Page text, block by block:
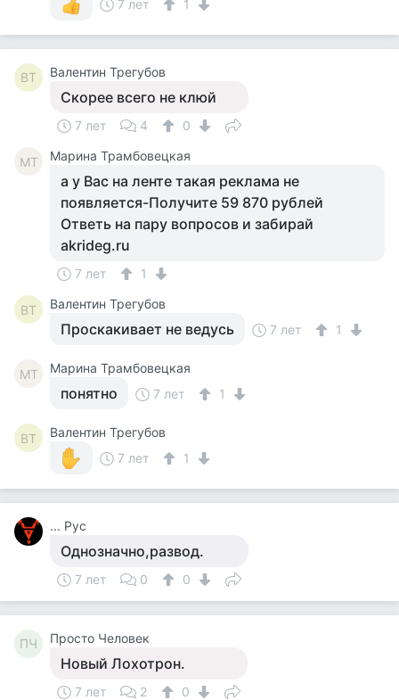
7 лет
1
ВТ Валентин Трегубов
Скорее всего не клюй
7 лет 4 0
МТ Марина Трамбовецкая
а у Вас на ленте такая реклама не
появляется-Получите 59 870 рублей
Ответь на пару вопросов и забирай
akrideg.ru
7 лет 1
ВТ Валентин Трегубов
Проскакивает не ведусь 7 лет 1
МТ Марина Трамбовецкая
понятно 7 лет 1
ВТ
Валентин Трегубов
7 лет
1
... Рус
Однозначно,развод.
7 лет 0 0
ПЧ Просто Человек
Новый Лохотрон.
7 лет 2
0